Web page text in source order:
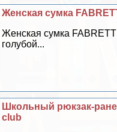
Женская сумка
Женская сумка
гoлyбой...
Школьный рюкзак-
club